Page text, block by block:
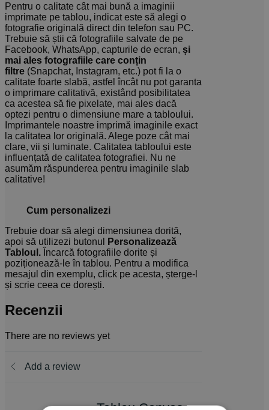
Pentru o calitate cât mai bună a imaginii
imprimate pe tablou, indicat este să alegi o
fotografie originală direct din telefon sau PC.
Trebuie să știi că fotografiile salvate de pe
Facebook, WhatsApp, capturile de ecran, și
mai ales fotografiile care conțin
filtre (Snapchat, Instagram, etc.) pot fi la o
calitate foarte slabă, astfel încât nu pot garanta
o imprimare calitativă, existând posibilitatea
ca acestea să fie pixelate, mai ales dacă
optezi pentru o dimensiune mare a tabloului.
Imprimantele noastre imprimă imaginile exact
la calitatea lor originală. Alege poze cât mai
clare, vii și luminate. Calitatea tabloului este
influențată de calitatea fotografiei. Nu ne
asumăm răspunderea pentru imaginile slab
calitative!
Cum personalizezi
Trebuie doar să alegi dimensiunea dorită,
apoi să utilizezi butonul
Personalizează
Tabloul. Încarcă fotografiile dorite și
poziționează-le în tablou. Pentru a modifica
mesajul din exemplu, click pe acesta, șterge-l
și scrie ceea ce dorești.
Recenzii
There are no reviews yet
Add a review